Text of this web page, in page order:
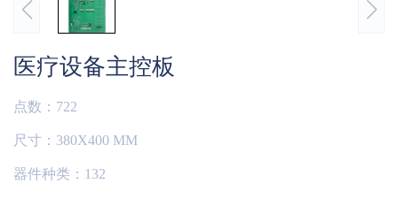
医疗设备主控板
点数：722
尺寸：380X400 MM
器件种类：132